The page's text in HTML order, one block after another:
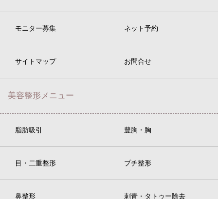
モニター募集 ネット予約
サイトマップ お問合せ
美容整形メニュー
脂肪吸引 豊胸・胸
目・二重整形 プチ整形
鼻整形 刺青・タトゥー除去